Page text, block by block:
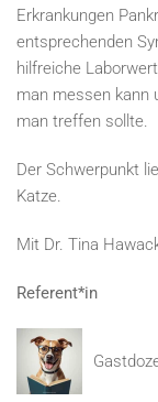
Erkrankungen
entsprechenden
hilfreiche
man messen kann
man treffen sollte.
Der Schwerpunkt
Katze.
Mit Dr. Tina
Referent*in